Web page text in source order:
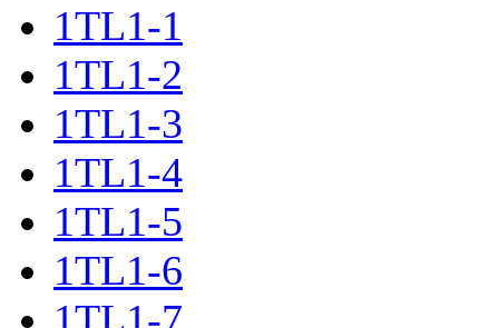
1TL1-1
1TL1-2
1TL1-3
1TL1-4
1TL1-5
1TL1-6